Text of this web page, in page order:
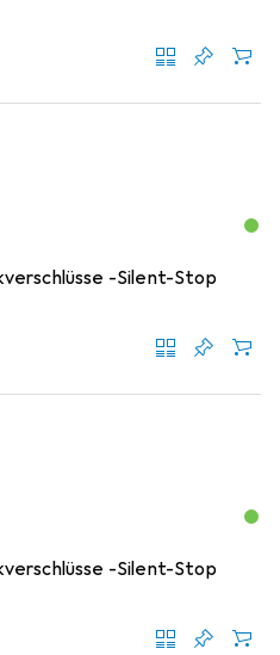
-Silent-Stop
-Silent-Stop